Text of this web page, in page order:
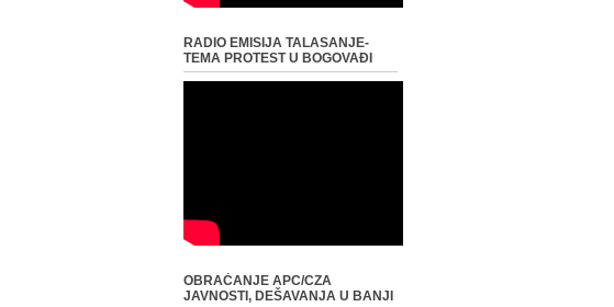
RADIO EMISIJA TALASANJE-
TEMA PROTEST U BOGOVAĐI
OBRAĆANJE APC/CZA
JAVNOSTI, DEŠAVANJA U BANJI